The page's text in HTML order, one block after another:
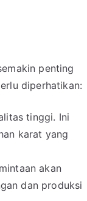
penting
diperhatikan:
tinggi. Ini
karat yang
akan
dan produksi